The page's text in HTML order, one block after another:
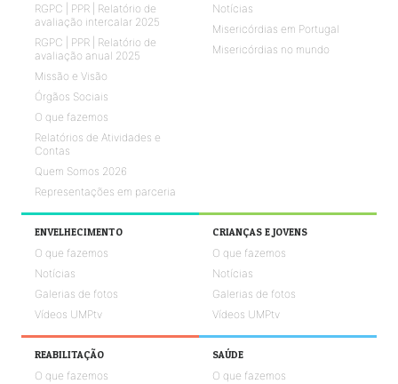
RGPC | PPR | Relatório de
avaliação intercalar 2025
RGPC | PPR | Relatório de
avaliação anual 2025
Missão e Visão
Órgãos Sociais
O que fazemos
Relatórios de Atividades e
Contas
Quem Somos 2026
Representações em parceria
Notícias
Misericórdias em Portugal
Misericórdias no mundo
ENVELHECIMENTO
O que fazemos
Notícias
Galerias de fotos
Vídeos UMPtv
CRIANÇAS E JOVENS
O que fazemos
Notícias
Galerias de fotos
Vídeos UMPtv
REABILITAÇÃO
O que fazemos
SAÚDE
O que fazemos